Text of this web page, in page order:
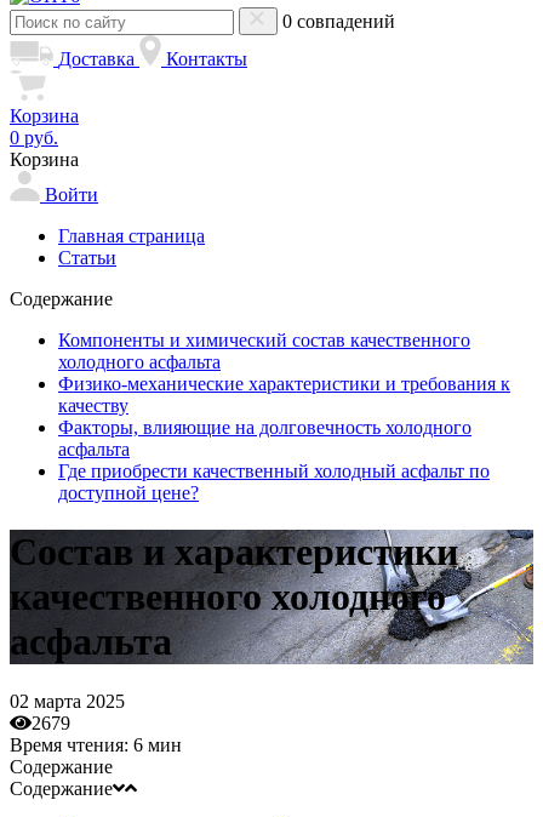
0 совпадений
Доставка
Контакты
Корзина
0 руб.
Корзина
Войти
Главная страница
Статьи
Содержание
Компоненты и химический состав качественного
холодного асфальта
Физико-механические характеристики и требования к
качеству
Факторы, влияющие на долговечность холодного
асфальта
Где приобрести качественный холодный асфальт по
доступной цене?
Состав и характеристики
качественного холодного
асфальта
02 марта 2025
2679
Время чтения: 6 мин
Содержание
Содержание